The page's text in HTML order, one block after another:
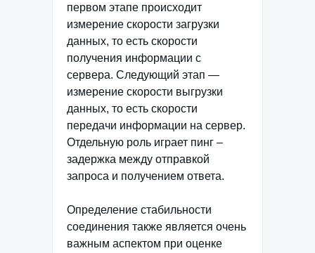
первом этапе происходит
измерение скорости загрузки
данных, то есть скорости
получения информации с
сервера. Следующий этап —
измерение скорости выгрузки
данных, то есть скорости
передачи информации на сервер.
Отдельную роль играет пинг –
задержка между отправкой
запроса и получением ответа.
Определение стабильности
соединения также является очень
важным аспектом при оценке